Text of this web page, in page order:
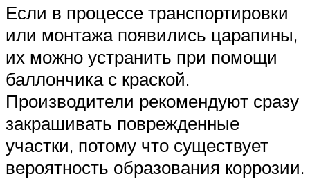
Если в процессе транспортировки
или монтажа появились царапины,
их можно устранить при помощи
баллончика с краской.
Производители рекомендуют сразу
закрашивать поврежденные
участки, потому что существует
вероятность образования коррозии.